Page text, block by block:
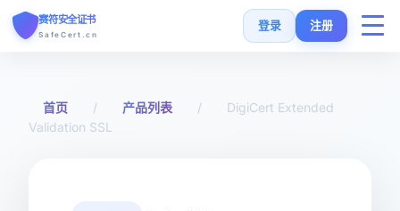
赛符安全证书
SafeCert.cn
登录 注册
首页 / 产品列表 /
DigiCert Extended
Validation SSL